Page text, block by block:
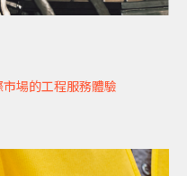
場的工程服務體驗